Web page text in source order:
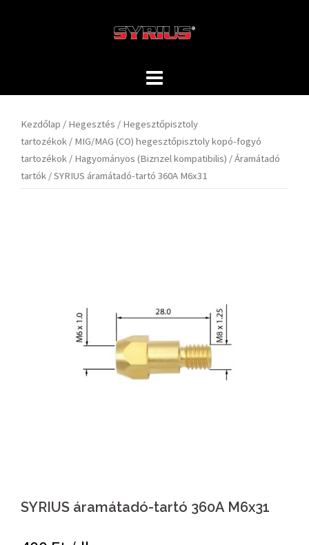
Kezdőlap / Hegesztés / Hegesztőpisztoly
tartozékok / MIG/MAG (CO) hegesztőpisztoly kopó-fogyó
tartozékok / Hagyományos (Biznzel kompatibilis) /Áramátadó
tartók / SYRIUS áramátadó-tartó 360A M6x31
SYRIUS áramátadó-tartó 360A M6x31